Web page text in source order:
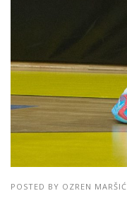
POSTED BY OZREN MARŠIĆ